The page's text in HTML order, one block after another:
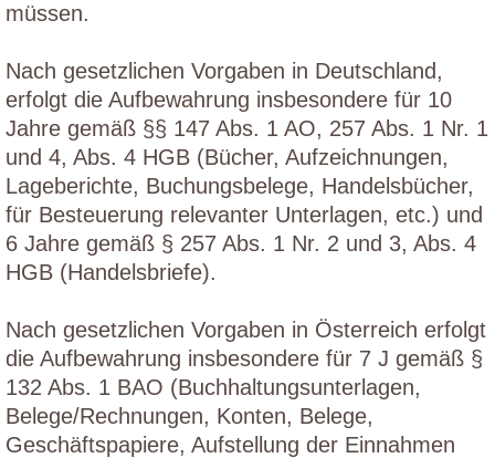
müssen.
Nach gesetzlichen Vorgaben in Deutschland,
erfolgt die Aufbewahrung insbesondere für 10
Jahre gemäß §§ 147 Abs. 1 AO, 257 Abs. 1 Nr. 1
und 4, Abs. 4 HGB (Bücher, Aufzeichnungen,
Lageberichte, Buchungsbelege, Handelsbücher,
für Besteuerung relevanter Unterlagen, etc.) und
6 Jahre gemäß § 257 Abs. 1 Nr. 2 und 3, Abs. 4
HGB (Handelsbriefe).
Nach gesetzlichen Vorgaben in Österreich erfolgt
die Aufbewahrung insbesondere für 7 J gemäß §
132 Abs. 1 BAO (Buchhaltungsunterlagen,
Belege/Rechnungen, Konten, Belege,
Geschäftspapiere, Aufstellung der Einnahmen